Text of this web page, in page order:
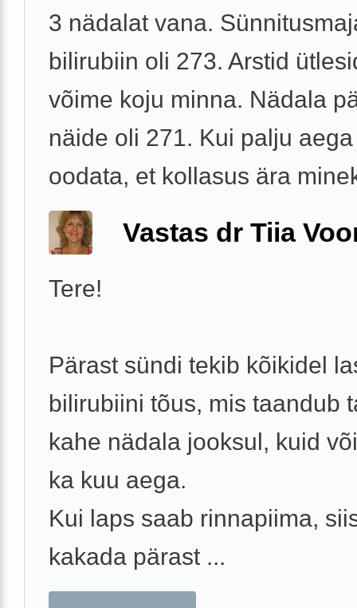
3 nädalat vana.
bilirubiin oli 273. Arstid
võime koju minna. Nädala
näide oli 271. Kui palju
oodata, et kollasus ära
Vastas dr Tiia
Tere!
Pärast sündi tekib kõikidel
bilirubiini tõus, mis taandub
kahe nädala jooksul, kuid
ka kuu aega.
Kui laps saab rinnapiima,
kakada pärast ...